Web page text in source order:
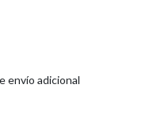
envío adicional